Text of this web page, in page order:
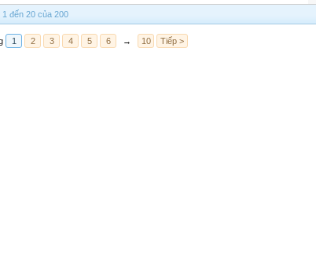
đến 20 của 200
1 2 3 4 5 6 → 10 Tiếp >